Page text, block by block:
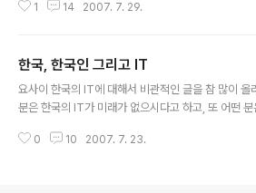
설명을 해주었는데, 경쟁과 효율이라는 관점이 아닌 "
이었던 같습니다. “잔업 없이 140일 휴가” 꿈의 직장
라이 공업 말고도 주켄공업이라는 회사도 있는데, 개
는 없었지만 책을 통해서 간접 경험한 주켄공업의 운
1 14 2007. 7. 29.
한국, 한국인 그리고 IT
요사이 한국의 IT에 대해서 비관적인 글을 참 많이 올
분은 한국의 IT가 미래가 없으시다고 하고, 또 어떤
에 많이 들립니다. 그럼 정말 우리가 살고 있는 한국의
0 10 2007. 7. 23.